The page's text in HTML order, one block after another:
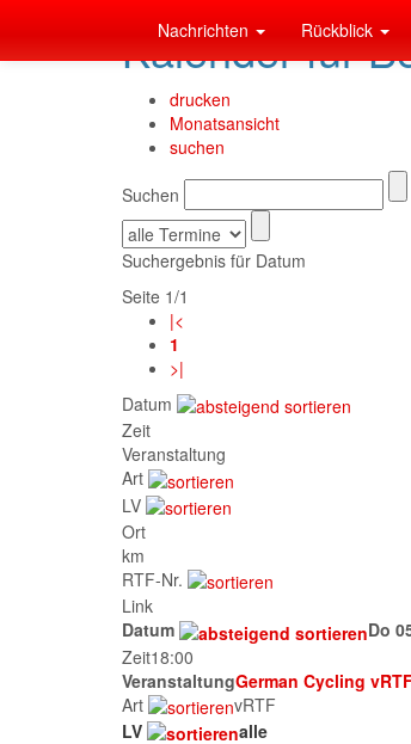
Nachrichten Rückblick
Kalender für
drucken
Monatsansicht
suchen
Suchen
Suchergebnis für Datum
Seite 1/1
|<
1
>|
Datum
Zeit
Veranstaltung
Art
LV
Ort
km
RTF-Nr.
Link
Datum
Do
Zeit18:00
VeranstaltungGerman Cycling
Art
vRTF
LV
alle